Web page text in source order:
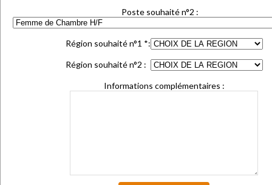
Poste souhaité n°2 :
Région souhaité n°1 *:
Région souhaité n°2 :
Informations complémentaires :